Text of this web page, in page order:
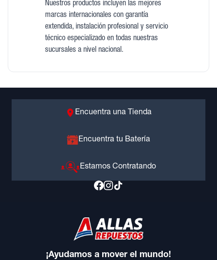
Nuestros productos incluyen las mejores
marcas internacionales con garantía
extendida, instalación profesional y servicio
técnico especializado en todas nuestras
sucursales a nivel nacional.
Encuentra una Tienda
Encuentra tu Batería
Estamos Contratando
¡Ayudamos a mover el mundo!